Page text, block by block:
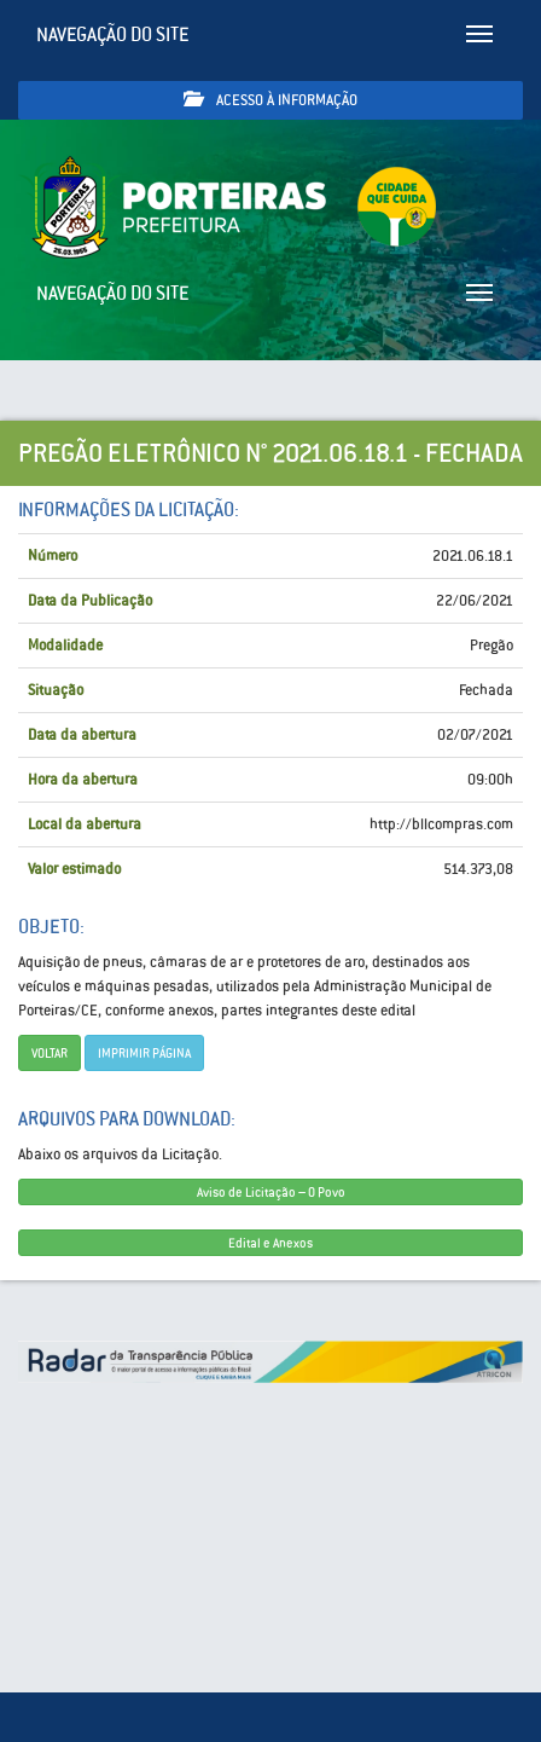
Toggle
NAVEGAÇÃO DO SITE
ACESSO À INFORMAÇÃO
Toggle
NAVEGAÇÃO DO SITE
PREGÃO ELETRÔNICO N° 2021.06.18.1 - FECHADA
INFORMAÇÕES DA LICITAÇÃO:
Número 2021.06.18.1
Data da Publicação 22/06/2021
Modalidade Pregão
Situação Fechada
Data da abertura 02/07/2021
Hora da abertura 09:00h
Local da abertura http://bllcompras.com
Valor estimado 514.373,08
OBJETO:
Aquisição de pneus, câmaras de ar e protetores de aro, destinados aos
veículos e máquinas pesadas, utilizados pela Administração Municipal de
Porteiras/CE, conforme anexos, partes integrantes deste edital
VOLTAR IMPRIMIR PÁGINA
ARQUIVOS PARA DOWNLOAD:
Abaixo os arquivos da Licitação.
Aviso de Licitação – O Povo
Edital e Anexos